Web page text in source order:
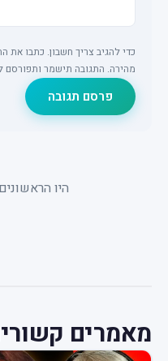
כדי להגיב צריך חשבון. כתבו את
מהירה. התגובה תישמר ותפורסם
פרסם תגובה
היו
מאמרים